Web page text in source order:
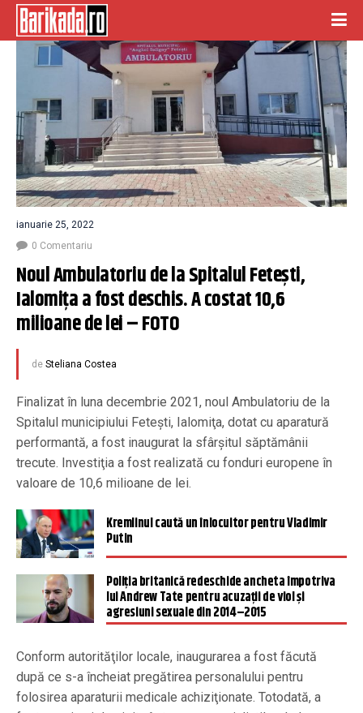
ianuarie 25, 2022
0 Comentariu
Noul Ambulatoriu de la Spitalul Feteşti,
Ialomiţa a fost deschis. A costat 10,6
milioane de lei – FOTO
de Steliana Costea
Finalizat în luna decembrie 2021, noul Ambulatoriu de la
Spitalul municipiului Feteşti, Ialomiţa, dotat cu aparatură
performantă, a fost inaugurat la sfârşitul săptămânii
trecute. Investiţia a fost realizată cu fonduri europene în
valoare de 10,6 milioane de lei.
Kremlinul caută un înlocuitor pentru Vladimir
Putin
Poliția britanică redeschide ancheta împotriva
lui Andrew Tate pentru acuzații de viol și
agresiuni sexuale din 2014–2015
Conform autorităţilor locale, inaugurarea a fost făcută
după ce s-a încheiat pregătirea personalului pentru
folosirea aparaturii medicale achiziţionate. Totodată, a